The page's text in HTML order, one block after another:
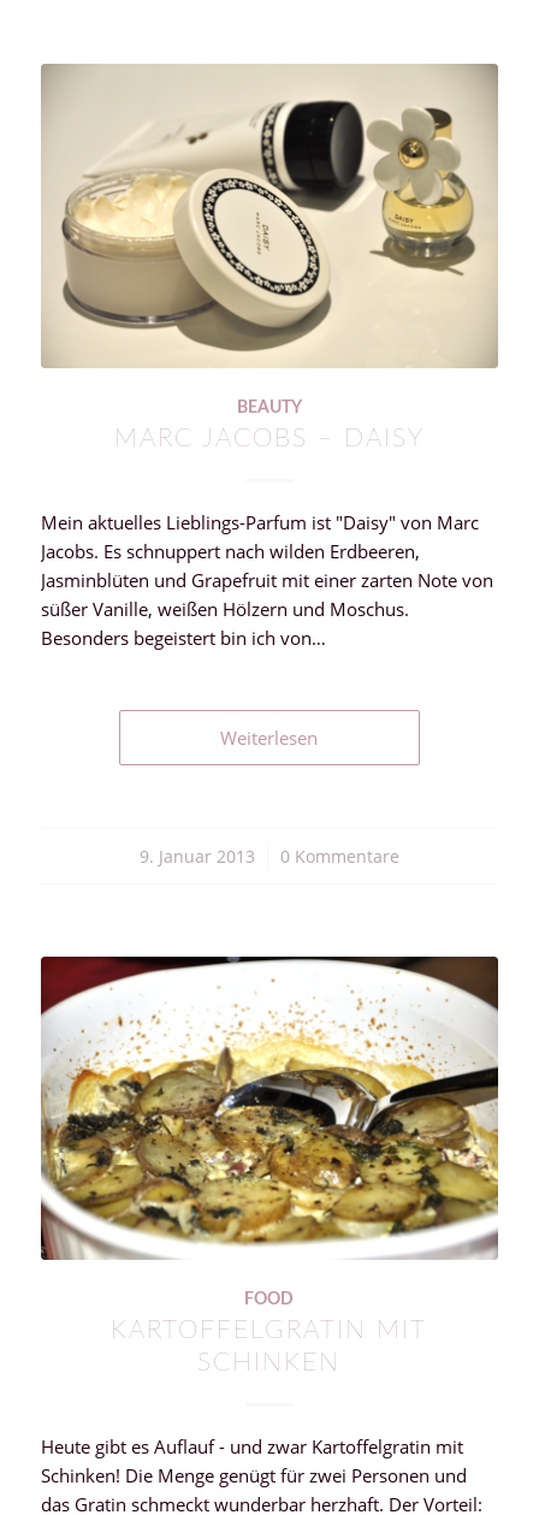
BEAUTY
MARC JACOBS – DAISY
Mein aktuelles Lieblings-Parfum ist "Daisy" von Marc
Jacobs. Es schnuppert nach wilden Erdbeeren,
Jasminblüten und Grapefruit mit einer zarten Note von
süßer Vanille, weißen Hölzern und Moschus.
Besonders begeistert bin ich von…
Weiterlesen
9. Januar 2013
/ 0 Kommentare
FOOD
KARTOFFELGRATIN MIT
SCHINKEN
Heute gibt es Auflauf - und zwar Kartoffelgratin mit
Schinken! Die Menge genügt für zwei Personen und
das Gratin schmeckt wunderbar herzhaft. Der Vorteil: